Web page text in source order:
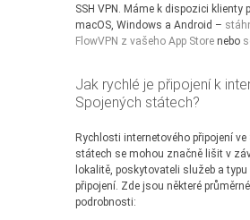
SSH VPN. Máme k dispozici klienty
macOS, Windows a Android –
FlowVPN z vašeho App Store nebo
Jak rychlé je připojení k
Spojených státech?
Rychlosti internetového připojení ve
státech se mohou značně lišit v
lokalitě, poskytovateli služeb a
připojení. Zde jsou některé
podrobnosti: